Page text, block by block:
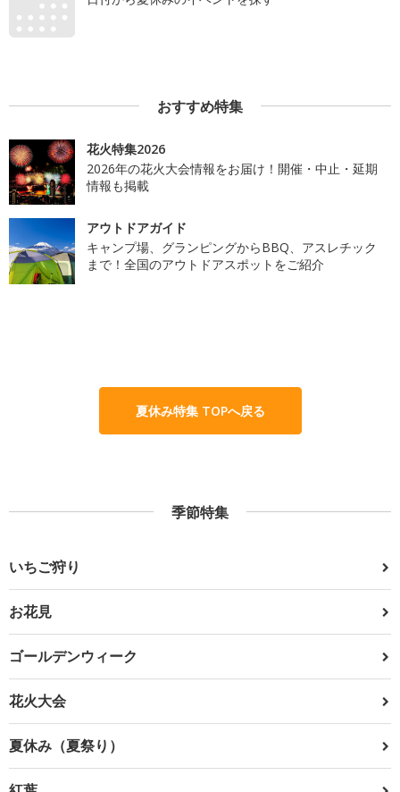
おすすめ特集
花火特集2026
2026年の花火大会情報をお届け！開催・中止・延期
情報も掲載
アウトドアガイド
キャンプ場、グランピングからBBQ、アスレチック
まで！全国のアウトドアスポットをご紹介
夏休み特集 TOPへ戻る
季節特集
いちご狩り
お花見
ゴールデンウィーク
花火大会
夏休み（夏祭り）